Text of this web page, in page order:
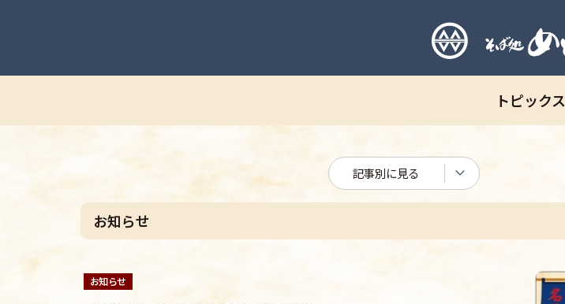
トピックス
記事別に見る
お知らせ
お知らせ